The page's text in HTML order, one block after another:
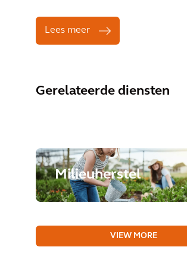
Lees meer
Gerelateerde diensten
Milieuherstel
VIEW MORE